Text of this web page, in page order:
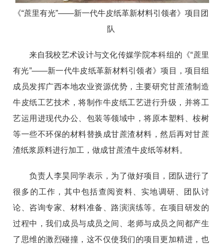
《“蔗里有光”——新一代牛皮纸革新材料引领者》项目团
队
来自我校艺术设计与文化传媒学院本科组的《“蔗里
有光”——新一代牛皮纸革新材料引领者》项目，项目组
成员发挥广西本地农业资源优势，主要研究甘蔗渣制造
牛皮纸工艺技术，将制作牛皮纸工艺进行升级，并将工
艺运用进现代办公、包装等领域中，将原本塑料、桉树
等一些不环保的材料替换成甘蔗渣材料，然后再对甘蔗
渣纸浆原料进行加工，做成甘蔗渣牛皮纸等材料。
负责人李昊同学表示，为了做好项目，团队进行了
很多的工作，其中包括查阅资料、实地调研、团队讨
论、咨询专家、材料准备、路演演练等。在项目研发的
过程中，我们成员与成员之间、老师与成员之间都产生
了思维的激烈碰撞，这不仅使我们的项目更加精进，也